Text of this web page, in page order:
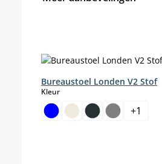
Bureaustoel Londen V2 Stof
Kleurselect
+1